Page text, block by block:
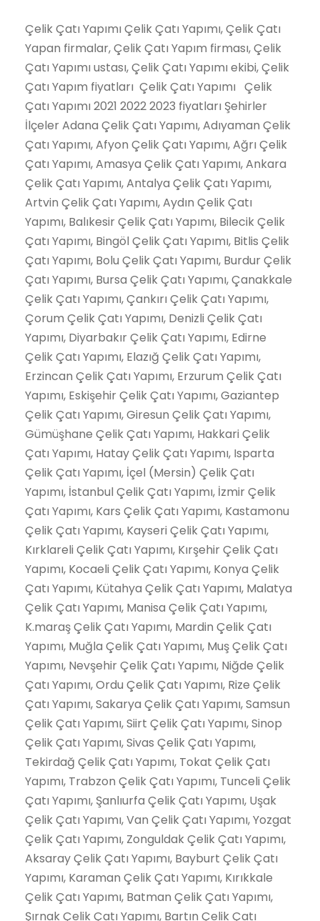
Çelik Çatı Yapımı Çelik Çatı Yapımı, Çelik Çatı Yapan firmalar, Çelik Çatı Yapım firması, Çelik Çatı Yapımı ustası, Çelik Çatı Yapımı ekibi, Çelik Çatı Yapım fiyatları Çelik Çatı Yapımı Çelik Çatı Yapımı 2021 2022 2023 fiyatları Şehirler İlçeler Adana Çelik Çatı Yapımı, Adıyaman Çelik Çatı Yapımı, Afyon Çelik Çatı Yapımı, Ağrı Çelik Çatı Yapımı, Amasya Çelik Çatı Yapımı, Ankara Çelik Çatı Yapımı, Antalya Çelik Çatı Yapımı, Artvin Çelik Çatı Yapımı, Aydın Çelik Çatı Yapımı, Balıkesir Çelik Çatı Yapımı, Bilecik Çelik Çatı Yapımı, Bingöl Çelik Çatı Yapımı, Bitlis Çelik Çatı Yapımı, Bolu Çelik Çatı Yapımı, Burdur Çelik Çatı Yapımı, Bursa Çelik Çatı Yapımı, Çanakkale Çelik Çatı Yapımı, Çankırı Çelik Çatı Yapımı, Çorum Çelik Çatı Yapımı, Denizli Çelik Çatı Yapımı, Diyarbakır Çelik Çatı Yapımı, Edirne Çelik Çatı Yapımı, Elazığ Çelik Çatı Yapımı, Erzincan Çelik Çatı Yapımı, Erzurum Çelik Çatı Yapımı, Eskişehir Çelik Çatı Yapımı, Gaziantep Çelik Çatı Yapımı, Giresun Çelik Çatı Yapımı, Gümüşhane Çelik Çatı Yapımı, Hakkari Çelik Çatı Yapımı, Hatay Çelik Çatı Yapımı, Isparta Çelik Çatı Yapımı, İçel (Mersin) Çelik Çatı Yapımı, İstanbul Çelik Çatı Yapımı, İzmir Çelik Çatı Yapımı, Kars Çelik Çatı Yapımı, Kastamonu Çelik Çatı Yapımı, Kayseri Çelik Çatı Yapımı, Kırklareli Çelik Çatı Yapımı, Kırşehir Çelik Çatı Yapımı, Kocaeli Çelik Çatı Yapımı, Konya Çelik Çatı Yapımı, Kütahya Çelik Çatı Yapımı, Malatya Çelik Çatı Yapımı, Manisa Çelik Çatı Yapımı, K.maraş Çelik Çatı Yapımı, Mardin Çelik Çatı Yapımı, Muğla Çelik Çatı Yapımı, Muş Çelik Çatı Yapımı, Nevşehir Çelik Çatı Yapımı, Niğde Çelik Çatı Yapımı, Ordu Çelik Çatı Yapımı, Rize Çelik Çatı Yapımı, Sakarya Çelik Çatı Yapımı, Samsun Çelik Çatı Yapımı, Siirt Çelik Çatı Yapımı, Sinop Çelik Çatı Yapımı, Sivas Çelik Çatı Yapımı, Tekirdağ Çelik Çatı Yapımı, Tokat Çelik Çatı Yapımı, Trabzon Çelik Çatı Yapımı, Tunceli Çelik Çatı Yapımı, Şanlıurfa Çelik Çatı Yapımı, Uşak Çelik Çatı Yapımı, Van Çelik Çatı Yapımı, Yozgat Çelik Çatı Yapımı, Zonguldak Çelik Çatı Yapımı, Aksaray Çelik Çatı Yapımı, Bayburt Çelik Çatı Yapımı, Karaman Çelik Çatı Yapımı, Kırıkkale Çelik Çatı Yapımı, Batman Çelik Çatı Yapımı, Şırnak Çelik Çatı Yapımı, Bartın Çelik Çatı Yapımı, Ardahan Çelik Çatı Yapımı, Iğdır Çelik Çatı Yapımı, Yalova Çelik Çatı Yapımı, Karabük Çelik Çatı Yapımı, Kilis Çelik Çatı Yapımı, Osmaniye Çelik Çatı Yapımı,Düzce Çelik Çatı Yapımı, İbradı Çelik Çatı Yapımı, Kaş Çelik Çatı Yapımı, Kemer / Antalya Çelik Çatı Yapımı, Kepez Çelik Çatı Yapımı, Konyaaltı Çelik Çatı Yapımı, Korkuteli Çelik Çatı Yapımı, Gündoğmuş Çelik Çatı Yapımı, Alpu Çelik Çatı Yapımı, Beylikova Çelik Çatı Yapımı, Çifteler Çelik Çatı Yapımı, Günyüzü Çelik Çatı Yapımı, Han Çelik Çatı Yapımı, İnönü Çelik Çatı Yapımı, Mahmudiye Çelik Çatı Yapımı, Mihalgazi Çelik Çatı Yapımı, Mihalıççık Çelik Çatı Yapımı, Odunpazarı Çelik Çatı Yapımı, Sarıcakaya Çelik Çatı Yapımı, Seyitgazi Çelik Çatı Yapımı, Sivrihisar Çelik Çatı Yapımı, Tepebaşı Çelik Çatı Yapımı, Araban Çelik Çatı Yapımı, İslahiye Çelik Çatı Yapımı, Karkamış Çelik Çatı Yapımı, Nizip Çelik Çatı Yapımı, Nurdağı Çelik Çatı Yapımı, Oğuzeli Çelik Çatı Yapımı, Şahinbey Çelik Çatı Yapımı, Şehitkamil Çelik Çatı Yapımı, Yavuzeli Çelik Çatı Yapımı, Alucra Çelik Çatı Yapımı, Bulancak Çelik Çatı Yapımı, Çamoluk Çelik Çatı Yapımı, Çanakçı Çelik Çatı Yapımı, Dereli Çelik Çatı Yapımı, Doğankent Çelik Çatı Yapımı, Espiye Çelik Çatı Yapımı, Eynesil Çelik Çatı Yapımı, Giresun Merkez Çelik Çatı Yapımı, Görele Çelik Çatı Yapımı, Güce Çelik Çatı Yapımı, Keşap Çelik Çatı Yapımı, Piraziz Çelik Çatı Yapımı, Şebinkarahisar Çelik Çatı Yapımı, Tirebolu Çelik Çatı Yapımı, Yağlıdere Çelik Çatı Yapımı, Gümüşhane Merkez Çelik Çatı Yapımı, Kelkit Çelik Çatı Yapımı, Köse Çelik Çatı Yapımı, Kürtün Çelik Çatı Yapımı, Şiran Çelik Çatı Yapımı, Torul Çelik Çatı Yapımı, Çukurca Çelik Çatı Yapımı, Hakkari Merkez Çelik Çatı Yapımı, Şemdinli Çelik Çatı Yapımı, Yüksekova Çelik Çatı Yapımı, Altınözü Çelik Çatı Yapımı, Belen Çelik Çatı Yapımı, Dörtyol Çelik Çatı Yapımı, Erzin Çelik Çatı Yapımı, Hassa Çelik Çatı Yapımı, Hatay Merkez Çelik Çatı Yapımı, İskenderun Çelik Çatı Yapımı, Kırıkhan Çelik Çatı Yapımı, Kumlu Çelik Çatı Yapımı, Reyhanlı Çelik Çatı Yapımı, Samandağ Çelik Çatı Yapımı, Yayladağı Çelik Çatı Yapımı, Aksu / Isparta Çelik Çatı Yapımı, Atabey Çelik Çatı Yapımı, Eğirdir Çelik Çatı Yapımı, Gelendost Çelik Çatı Yapımı, Gönen / Isparta Çelik Çatı Yapımı, Isparta Merkez Çelik Çatı Yapımı, Keçiborlu Çelik Çatı Yapımı, Senirkent Çelik Çatı Yapımı, Sütçüler Çelik Çatı Yapımı, Şarkikaraağaç Çelik Çatı Yapımı, Uluborlu Çelik Çatı Yapımı, Yalvaç Çelik Çatı Yapımı, Yenişarbademli Çelik Çatı Yapımı, Akdeniz Çelik Çatı Yapımı, Anamur Çelik Çatı Yapımı, Aydıncık / Mersin Çelik Çatı Yapımı, Bafra Çelik Çatı Yapımı, Canik Çelik Çatı Yapımı, Çarşamba Çelik Çatı Yapımı, Havza Çelik Çatı Yapımı, İlkadım Çelik Çatı Yapımı, Kavak Çelik Çatı Yapımı, Ladik Çelik Çatı Yapımı, Ondokuzmayıs Çelik Çatı Yapımı, Salıpazarı Çelik Çatı Yapımı, Tekkeköy Çelik Çatı Yapımı, Terme Çelik Çatı Yapımı, Vezirköprü Çelik Çatı Yapımı, Yakakent Çelik Çatı Yapımı, Aydınlar Çelik Çatı Yapımı, Baykan Çelik Çatı Yapımı, Eruh Çelik Çatı Yapımı, Kurtalan Çelik Çatı Yapımı, Pervari Çelik Çatı Yapımı, Siirt Merkez Çelik Çatı Yapımı, Şirvan Çelik Çatı Yapımı, Ayancık Çelik Çatı Yapımı, Boyabat Çelik Çatı Yapımı, Dikmen Çelik Çatı Yapımı, Durağan Çelik Çatı Yapımı, Erfelek Çelik Çatı Yapımı, Gerze Çelik Çatı Yapımı, Saraydüzü Çelik Çatı Yapımı, Sinop Merkez Çelik Çatı Yapımı, Türkeli Çelik Çatı Yapımı, Akıncılar Çelik Çatı Yapımı, Altınyayla / Sivas Çelik Çatı Yapımı, Divriği Çelik Çatı Yapımı, Doğanşar Çelik Çatı Yapımı, Gemerek Çelik Çatı Yapımı, Gölova Çelik Çatı Yapımı, Gürün Çelik Çatı Yapımı, Hafik Çelik Çatı Yapımı, İmranlı Çelik Çatı Yapımı, Kangal Çelik Çatı Yapımı, Koyulhisar Çelik Çatı Yapımı, Sivas Merkez Çelik Çatı Yapımı, Suşehri Çelik Çatı Yapımı, Şarkışla Çelik Çatı Yapımı, Ulaş Çelik Çatı Yapımı, Yıldızeli Çelik Çatı Yapımı, Zara Çelik Çatı Yapımı, Çerkezköy Çelik Çatı Yapımı, Çorlu Çelik Çatı Yapımı, Hayrabolu Çelik Çatı Yapımı, Malkara Çelik Çatı Yapımı, Marmaraereğlisi Çelik Çatı Yapımı, Muratlı Çelik Çatı Yapımı, Saray / Tekirdağ Çelik Çatı Yapımı, Şarköy Çelik Çatı Yapımı, Tekirdağ Merkez Çelik Çatı Yapımı, Almus Çelik Çatı Yapımı, Artova Çelik Çatı Yapımı, Başçiftlik Çelik Çatı Yapımı, Erbaa Çelik Çatı Yapımı, Niksar Çelik Çatı Yapımı, Pazar / Tokat Çelik Çatı Yapımı, Reşadiye Çelik Çatı Yapımı, Sulusaray Çelik Çatı Yapımı, Tokat Merkez Çelik Çatı Yapımı, Turhal Çelik Çatı Yapımı, Siyahyurt / Tokat Çelik Çatı Yapımı, Zile Çelik Çatı Yapımı, Akçaabat Çelik Çatı Yapımı, Araklı Çelik Çatı Yapımı, Arsin Çelik Çatı Yapımı, Beşikdüzü Çelik Çatı Yapımı, Çarşıbaşı Çelik Çatı Yapımı, Çaykara Çelik Çatı Yapımı, Dernekpazarı Çelik Çatı Yapımı, Düzköy Çelik Çatı Yapımı, Hayrat Çelik Çatı Yapımı, Köprübaşı / Trabzon Çelik Çatı Yapımı, Maçka Çelik Çatı Yapımı, Of Çelik Çatı Yapımı, Sürmene Çelik Çatı Yapımı, Şalpazarı Çelik Çatı Yapımı, Tonya Çelik Çatı Yapımı, Trabzon Merkez Çelik Çatı Yapımı, Vakfıkebir Çelik Çatı Yapımı, Yomra Çelik Çatı Yapımı, Çemişgezek Çelik Çatı Yapımı, Hozat Çelik Çatı Yapımı, Mazgirt Çelik Çatı Yapımı, Nazımiye Çelik Çatı Yapımı, Ovacık / Tunceli Çelik Çatı Yapımı, Pertek Çelik Çatı Yapımı, Pülümür Çelik Çatı Yapımı, Tunceli Merkez Çelik Çatı Yapımı, Akçakale Çelik Çatı Yapımı, Birecik Çelik Çatı Yapımı, Bozova Çelik Çatı Yapımı, Ceylanpınar Çelik Çatı Yapımı, Halfeti Çelik Çatı Yapımı, Harran Çelik Çatı Yapımı, Hilvan Çelik Çatı Yapımı, Siverek Çelik Çatı Yapımı, Suruç Çelik Çatı Yapımı, Şanlıurfa Merkez Çelik Çatı Yapımı, Viranşehir Çelik Çatı Yapımı, Banaz Çelik Çatı Yapımı, Eşme Çelik Çatı Yapımı, Karahallı Çelik Çatı Yapımı, Sivaslı Çelik Çatı Yapımı, Ulubey / Uşak Çelik Çatı Yapımı, Uşak Merkez Çelik Çatı Yapımı, Bahçesaray Çelik Çatı Yapımı, Başkale Çelik Çatı Yapımı, Çaldıran Çelik Çatı Yapımı, Çatak Çelik Çatı Yapımı, Edremit / Van Çelik Çatı Yapımı, Erciş Çelik Çatı Yapımı, Gevaş Çelik Çatı Yapımı, Gürpınar Çelik Çatı Yapımı, Muradiye Çelik Çatı Yapımı, Özalp Çelik Çatı Yapımı, Saray / Van Çelik Çatı Yapımı, Van Merkez Çelik Çatı Yapımı, Akdağmadeni Çelik Çatı Yapımı, Aydıncık / Yozgat Çelik Çatı Yapımı, Boğazlıyan Çelik Çatı Yapımı, Çandır Çelik Çatı Yapımı, Çayıralan Çelik Çatı Yapımı, Çekerek Çelik Çatı Yapımı, Kadışehri Çelik Çatı Yapımı, Saraykent Çelik Çatı Yapımı, Sarıkaya Çelik Çatı Yapımı, Sorgun Çelik Çatı Yapımı, Şefaatli Çelik Çatı Yapımı, Yenifakılı Çelik Çatı Yapımı, Yerköy Çelik Çatı Yapımı, Yozgat Merkez Çelik Çatı Yapımı, Alaplı Çelik Çatı Yapımı, Çaycuma Çelik Çatı Yapımı, Devrek Çelik Çatı Yapımı, Ereğli / Zonguldak Çelik Çatı Yapımı, Gökçebey Çelik Çatı Yapımı, Zonguldak Merkez Çelik Çatı Yapımı, Ağaçören Çelik Çatı Yapımı, Aksaray Merkez Çelik Çatı Yapımı, Eskil Çelik Çatı Yapımı, Gülağaç Çelik Çatı Yapımı, Güzelyurt Çelik Çatı Yapımı, Ortaköy Çelik Çatı Yapımı, Sarıyahşi Çelik Çatı Yapımı, Aydıntepe Çelik Çatı Yapımı, Bayburt Merkez Çelik Çatı Yapımı, Demirözü Çelik Çatı Yapımı, Ayrancı Çelik Çatı Yapımı, Başyayla Çelik Çatı Yapımı, Ermenek Çelik Çatı Yapımı, Karaman Merkez Çelik Çatı Yapımı, Kazımkarabekir Çelik Çatı Yapımı, Sarıveliler Çelik Çatı Yapımı, Bahşili Çelik Çatı Yapımı, Balışeyh Çelik Çatı Yapımı, Çelebi Çelik Çatı Yapımı, Delice Çelik Çatı Yapımı, Karakeçili Çelik Çatı Yapımı, Keskin Çelik Çatı Yapımı, Kırıkkale Merkez Çelik Çatı Yapımı, Sulakyurt Çelik Çatı Yapımı, Yahşihan Çelik Çatı Yapımı, Batman Merkez Çelik Çatı Yapımı, Beşiri Çelik Çatı Yapımı, Gercüş Çelik Çatı Yapımı, Hasankeyf Çelik Çatı Yapımı, Kozluk Çelik Çatı Yapımı, Sason Çelik Çatı Yapımı, Beytüşşebap Çelik Çatı Yapımı, Cizre Çelik Çatı Yapımı, Güçlükonak Çelik Çatı Yapımı, İdil Çelik Çatı Yapımı, Silopi Çelik Çatı Yapımı, Şırnak Merkez Çelik Çatı Yapımı, Uludere Çelik Çatı Yapımı, Amasra Çelik Çatı Yapımı, Bartın Merkez Çelik Çatı Yapımı, Kurucaşile Çelik Çatı Yapımı, Ulus Çelik Çatı Yapımı, Ardahan Merkez Çelik